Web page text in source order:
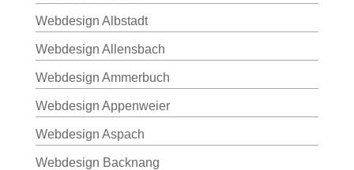
Webdesign Albstadt
Webdesign Allensbach
Webdesign Ammerbuch
Webdesign Appenweier
Webdesign Aspach
Webdesign Backnang